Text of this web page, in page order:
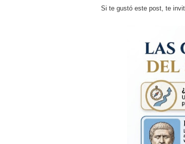
Si te gustó este post, te